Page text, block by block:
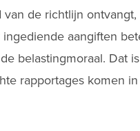
de richtlijn
aangiften
belastingmoraal. Dat
rapportages komen